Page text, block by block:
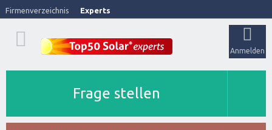
Firmenverzeichnis Experts
Anmelden
Frage stellen